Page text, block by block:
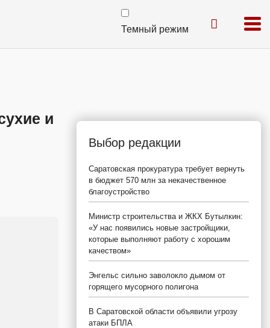
Темный режим
и
Выбор редакции
Саратовская прокуратура требует вернуть
в бюджет 570 млн за некачественное
благоустройство
Министр строительства и ЖКХ Бутылкин:
«У нас появились новые застройщики,
которые выполняют работу с хорошим
качеством»
Энгельс сильно заволокло дымом от
горящего мусорного полигона
В Саратовской области объявили угрозу
атаки БПЛА